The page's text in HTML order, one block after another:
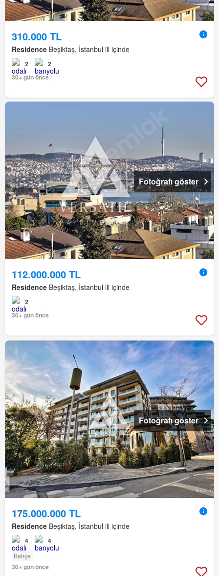
310.000 TL
Residence Beşiktaş, İstanbul ili içinde
2
2
30+ gün önce
Fotoğrafı göster
112.000.000 TL
Residence Beşiktaş, İstanbul ili içinde
2
30+ gün önce
Fotoğrafı göster
175.000.000 TL
Residence Beşiktaş, İstanbul ili içinde
4 4
Bahçe
30+ gün önce